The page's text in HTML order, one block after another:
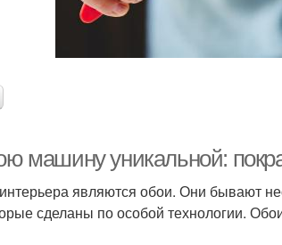
машину уникальной:
являются обои. Они бывают
сделаны по особой технологии.